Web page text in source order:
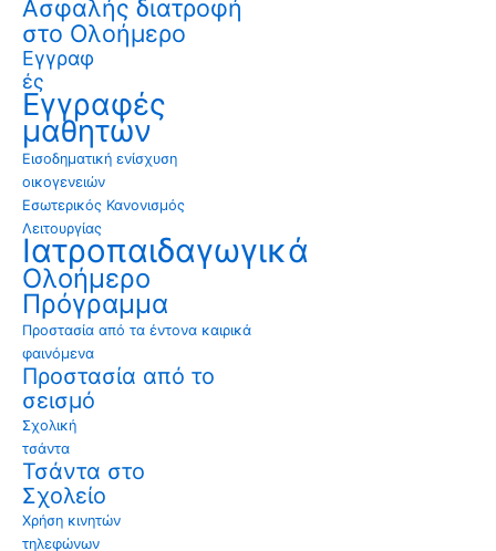
Ασφαλής διατροφή
στο Ολοήμερο
Εγγραφ
ές
Εγγραφές
μαθητών
Εισοδηματική ενίσχυση
οικογενειών
Εσωτερικός Κανονισμός
Λειτουργίας
Ιατροπαιδαγωγικά
Ολοήμερο
Πρόγραμμα
Προστασία από τα έντονα καιρικά
φαινόμενα
Προστασία από το
σεισμό
Σχολική
τσάντα
Τσάντα στο
Σχολείο
Χρήση κινητών
τηλεφώνων